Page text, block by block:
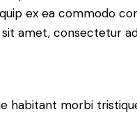
ex ea commodo
amet, consectetur
habitant morbi